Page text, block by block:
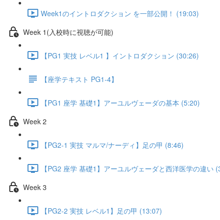
Week1のイントロダクション を一部公開！ (19:03)
Week 1(入校時に視聴が可能)
【PG1 実技 レベル1 】イントロダクション (30:26)
【座学テキスト PG1-4】
【PG1 座学 基礎1】アーユルヴェーダの基本 (5:20)
Week 2
【PG2-1 実技 マルマ/ナーディ】足の甲 (8:46)
【PG2 座学 基礎1】アーユルヴェーダと西洋医学の違い
Week 3
【PG2-2 実技 レベル1】足の甲 (13:07)